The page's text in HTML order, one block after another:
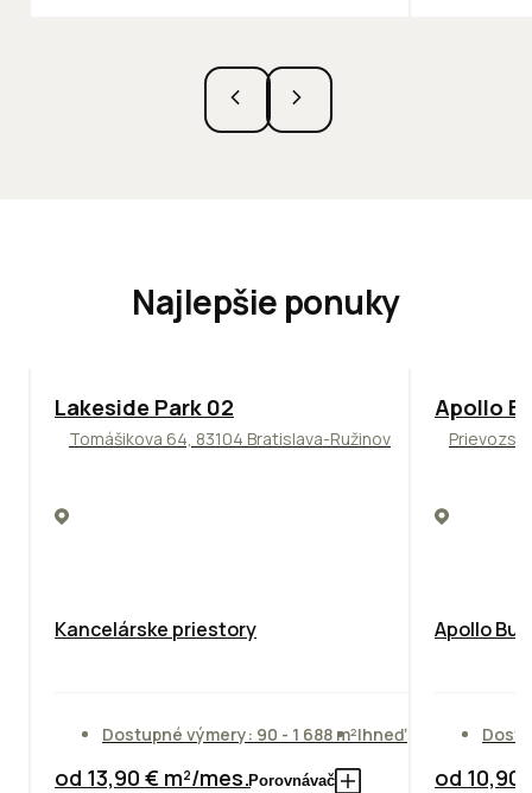
Najlepšie ponuky
ODPORÚČAME
Lakeside Park 02
Tomášikova 64, 83104 Bratislava-Ružinov
Kancelárske priestory
Dostupné výmery: 90 - 1 688 m²Ihneď
od 13,90 € m²/mes.Porovnávač
TOP
Apollo
Apollo
od 10,90